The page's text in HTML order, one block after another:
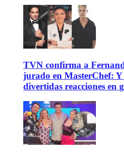
TVN confirma a
jurado en MasterChef:
divertidas reacciones en